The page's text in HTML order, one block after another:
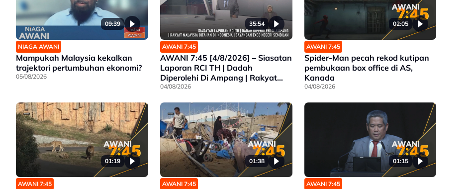
09:39
NIAGA AWANI
Mampukah Malaysia kekalkan
trajektori pertumbuhan ekonomi?
05/08/2026
35:54
AWANI 7:45
AWANI 7:45 [4/8/2026] – Siasatan
Laporan RCI TH | Dadah
Diperolehi Di Ampang | Rakyat
Malaysia Ditahan Di Indonesia |
04/08/2026
02:05
AWANI 7:45
Spider-Man pecah rekod kutipan
pembukaan box office di AS,
Kanada
04/08/2026
01:19
AWANI 7:45
01:38
AWANI 7:45
01:15
AWANI 7:45